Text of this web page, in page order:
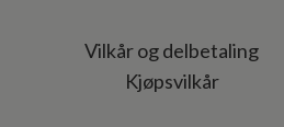
Vilkår og delbetaling
Kjøpsvilkår